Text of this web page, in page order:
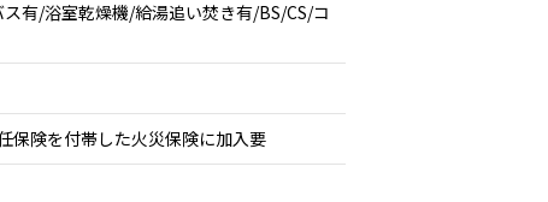
有/浴室乾燥機/給湯追い焚き有/BS/CS/コ
保険を付帯した火災保険に加入要